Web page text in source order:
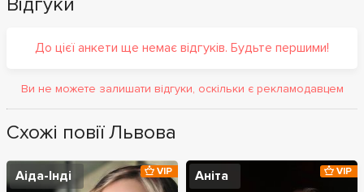
До цієї анкети ще немає відгуків. Будьте першими!
Ви не можете залишати відгуки, оскільки є рекламодавцем
Схожі повії Львова
Аіда-Інді VIP Аніта VIP